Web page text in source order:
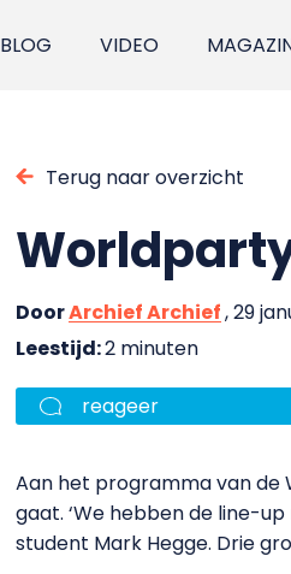
BLOG VIDEO
Terug naar overzicht
DoorArchief Archief, 29
Leestijd:2 minuten
reageer
Aan het programma van de
gaat. ‘We hebben de line-
student Mark Hegge. Drie